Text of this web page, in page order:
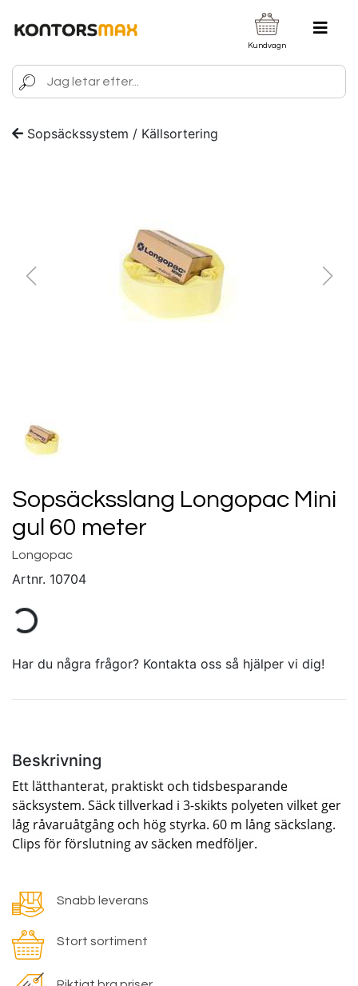
Kundvagn
Sopsäckssystem / Källsortering
Sopsäcksslang Longopac Mini
gul 60 meter
Longopac
Artnr. 10704
Har du några frågor? Kontakta oss så hjälper vi dig!
Beskrivning
Ett lätthanterat, praktiskt och tidsbesparande
säcksystem. Säck tillverkad i 3-skikts polyeten vilket ger
låg råvaruåtgång och hög styrka. 60 m lång säckslang.
Clips för förslutning av säcken medföljer.
Snabb leverans
Stort sortiment